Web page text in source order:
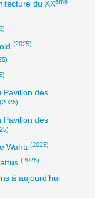
du XX
(2025)
Pavillon des
(2025)
Pavillon des
Waha (2025)
(2025)
à aujourd’hui